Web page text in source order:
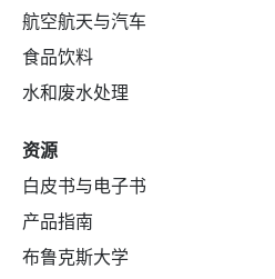
航空航天与汽车
食品饮料
水和废水处理
资源
白皮书与电子书
产品指南
布鲁克斯大学